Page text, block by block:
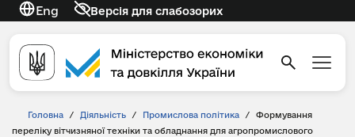
Eng Версія для слабозорих
Головна / Діяльність / Промислова політика /
Формування
переліку вітчизняної техніки та обладнання для агропромислового